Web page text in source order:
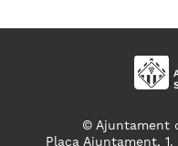
© Ajuntament
Plaça Ajuntament,